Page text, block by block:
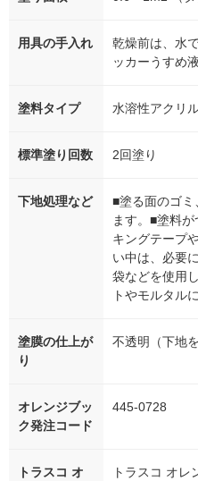
用具の手入れ
乾燥前は、水
ッカーうすめ
塗料タイプ 水溶性アクリ
標準塗り回数 2回塗り
下地処理など
■塗る面のゴミ
ます。■塗料
キングテープ
い中は、必要
袋などを使用
トやモルタル
塗膜の仕上が
り
不透明（下地を
オレンジブッ
ク発注コード
445-0728
トラスコ オ
トラスコ オレ